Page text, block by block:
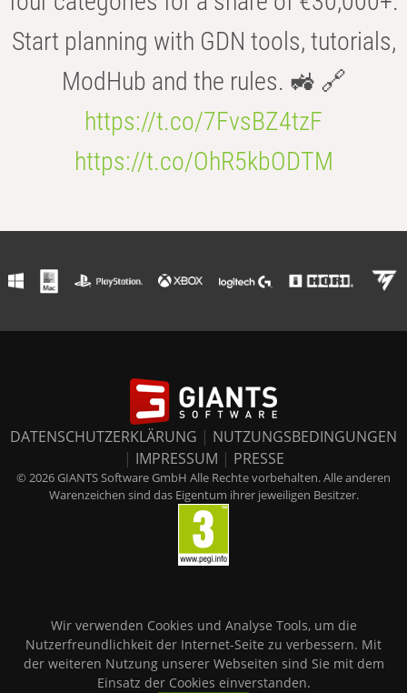
Start planning with GDN tools, tutorials,
ModHub and the rules. 🚜 🔗
https://t.co/7FvsBZ4tzF
https://t.co/OhR5kbODTM
DATENSCHUTZERKLÄRUNG | NUTZUNGSBEDINGUNGEN
| IMPRESSUM | PRESSE
© 2026 GIANTS Software GmbH Alle Rechte vorbehalten. Alle anderen
Warenzeichen sind das Eigentum ihrer jeweiligen Besitzer.
Wir verwenden Cookies und Analyse Tools, um die
Nutzerfreundlichkeit der Internet-Seite zu verbessern. Mit
der weiteren Nutzung unserer Webseiten sind Sie mit dem
Einsatz der Cookies einverstanden.